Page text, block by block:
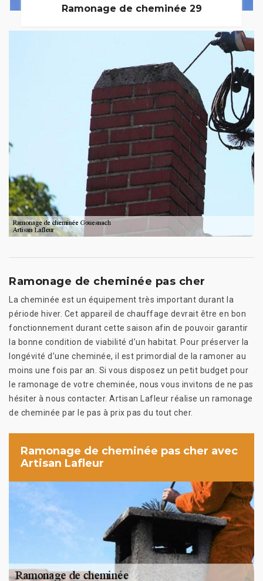
Ramonage de cheminée 29
Ramonage de cheminée pas cher
La cheminée est un équipement très important durant la
période hiver. Cet appareil de chauffage devrait être en bon
fonctionnement durant cette saison afin de pouvoir garantir
la bonne condition de viabilité d’un habitat. Pour préserver la
longévité d’une cheminée, il est primordial de la ramoner au
moins une fois par an. Si vous disposez un petit budget pour
le ramonage de votre cheminée, nous vous invitons de ne pas
hésiter à nous contacter. Artisan Lafleur réalise un ramonage
de cheminée par le pas à prix pas du tout cher.
Ramonage de cheminée pas cher avec
Artisan Lafleur